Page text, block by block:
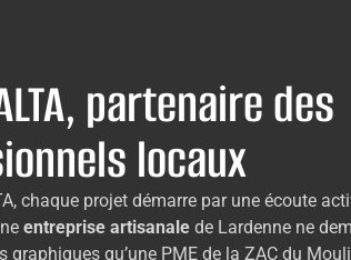
partenaire des
locaux
chaque projet démarre par une écoute
entreprise artisanale de Lardenne ne
graphiques qu’une PME de la ZAC du